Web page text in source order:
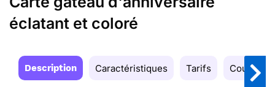
éclatant et coloré
Description Caractéristiques Tarifs Couleurs